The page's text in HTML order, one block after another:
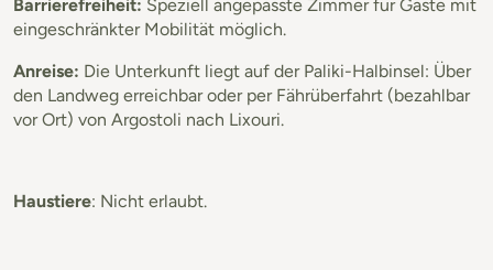
Barrierefreiheit: Speziell angepasste Zimmer für Gäste mit
eingeschränkter Mobilität möglich.
Anreise: Die Unterkunft liegt auf der Paliki-Halbinsel: Über
den Landweg erreichbar oder per Fährüberfahrt (bezahlbar
vor Ort) von Argostoli nach Lixouri.
Haustiere: Nicht erlaubt.